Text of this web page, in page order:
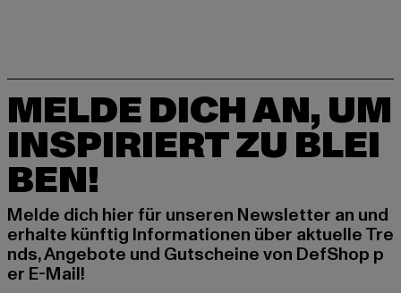
MELDE DICH AN, UM
INSPIRIERT ZU BLEI
BEN!
Melde dich hier für unseren Newsletter an und
erhalte künftig Informationen über aktuelle Tre
nds, Angebote und Gutscheine von DefShop p
er E-Mail!